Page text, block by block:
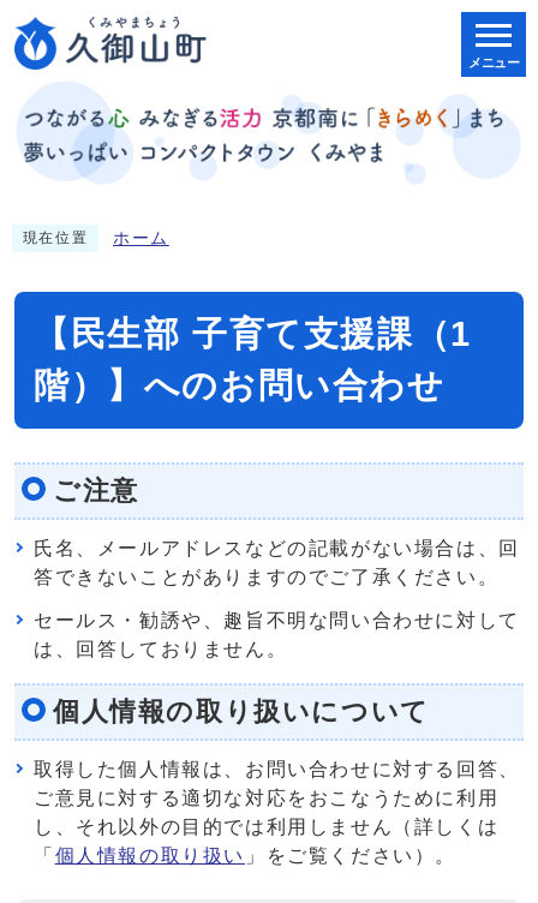
メニュー
現在位置 ホーム
【民生部 子育て支援課（1
階）】へのお問い合わせ
ご注意
氏名、メールアドレスなどの記載がない場合は、回
答できないことがありますのでご了承ください。
セールス・勧誘や、趣旨不明な問い合わせに対して
は、回答しておりません。
個人情報の取り扱いについて
取得した個人情報は、お問い合わせに対する回答、
ご意見に対する適切な対応をおこなうために利用
し、それ以外の目的では利用しません（詳しくは
「 個人情報の取り扱い 」をご覧ください）。